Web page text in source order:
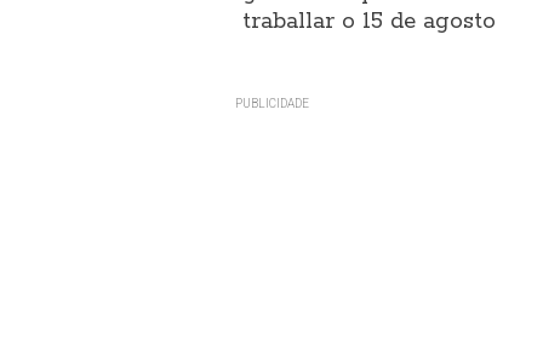
traballar o 15 de agosto